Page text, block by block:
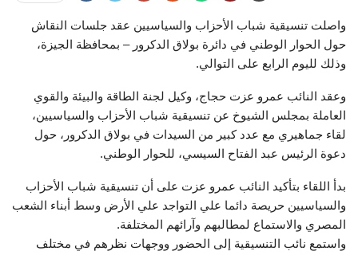
واصلت تنسيقية شباب الأحزاب والسياسيين عقد جلسات النقاش
حول الحوار الوطني في دائرة بولاق الدكرور – بمحافظة الجيزة،
وذلك لليوم الرابع على التوالي.
وعقد النائب عمرو عزت حجاج، وكيل لجنة الطاقة والبيئة والقوي
العاملة بمجلس الشيوخ عن تنسيقية شباب الأحزاب والسياسيين،
لقاء جماهيري مع عدد كبير من السيدات في بولاق الدكرور، حول
دعوة الرئيس عبد الفتاح السيسي، للحوار الوطني.
بدأ اللقاء بتأكيد النائب عمرو عزت على أن تنسيقية شباب الأحزاب
والسياسيين حريصة دائما علي التواجد علي الأرض وسط أبناء الشعب
المصري والاستماع لمطالبهم وآرائهم المختلفة.
واستمع نائب التنسيقية إلى الحضور ووجهات نظرهم في مختلف